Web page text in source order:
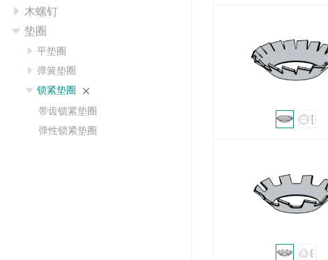
木螺钉
垫圈
平垫圈
弹簧垫圈
锁紧垫圈
带齿锁紧垫圈
弹性锁紧垫圈